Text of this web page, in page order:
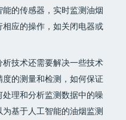
的传感器，实时监测油烟
应的操作，如关闭电器或
技术还需要解决一些技术
的测量和检测，如何保证
理和分析监测数据中的噪
基于人工智能的油烟监测